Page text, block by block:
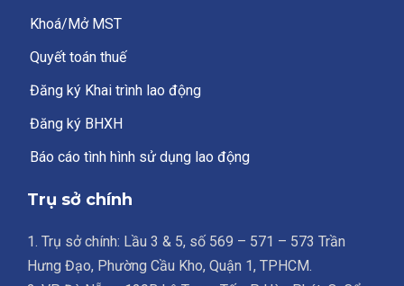
Khoá/Mở MST
Quyết toán thuế
Đăng ký Khai trình lao động
Đăng ký BHXH
Báo cáo tình hình sử dụng lao động
Trụ sở chính
1. Trụ sở chính: Lầu 3 & 5, số 569 – 571 – 573 Trần
Hưng Đạo, Phường Cầu Kho, Quận 1, TPHCM.